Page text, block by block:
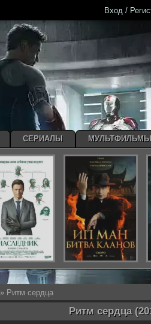
» Ритм сердца
Ритм сердца
Вход /
СЕРИАЛЫ МУЛЬТФИЛЬМЫ